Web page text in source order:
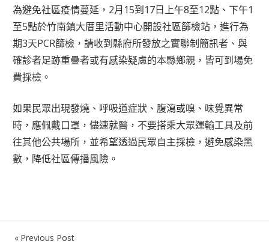
為避免社區疫情蔓延，2月15到17日上午8至12點、下午1
至5點於竹南鎮大厝里活動中心開設社區篩檢站，進行為
期3天PCR篩檢，請收到縣府所發放之實聯制簡訊者、與
確診者足跡重疊者或有感染疑慮的本縣鄉親，皆可到場免
費採檢。
如果民眾出現發燒、呼吸道症狀、腹瀉或嗅、味覺異常
時，應佩戴口罩，儘速就醫，不要搭乘大眾運輸工具及前
往其他公共場所，並希望透過民眾自主採檢，避免感染黑
數，降低社區傳播風險。
文Previous Post